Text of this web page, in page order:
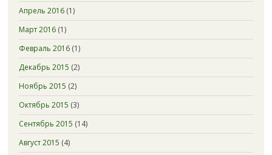
Апрель 2016(1)
Март 2016(1)
Февраль 2016(1)
Декабрь 2015 (2)
Ноябрь 2015 (2)
Октябрь 2015 (3)
Сентябрь 2015 (14)
Август 2015 (4)